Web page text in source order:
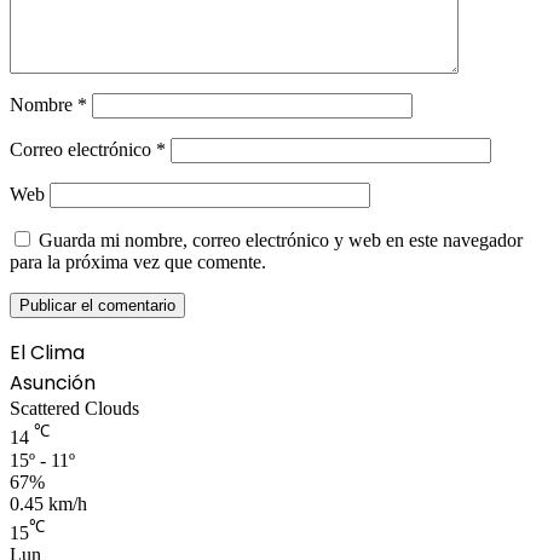
Nombre *
Correo electrónico *
Web
Guarda mi nombre, correo electrónico y web en este navegador
para la próxima vez que comente.
El Clima
Asunción
Scattered Clouds
14 ℃
15º - 11º
67%
0.45 km/h
15℃
Lun